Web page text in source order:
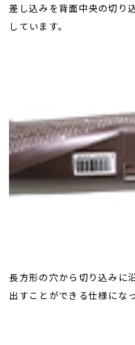
差し込みを背面中央の切り
しています。
長方形の穴から切り込みに
出すことができる仕様にな